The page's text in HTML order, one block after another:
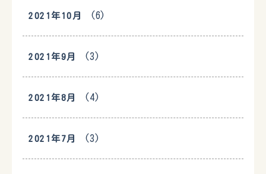
2021年10月 (6)
2021年9月 (3)
2021年8月 (4)
2021年7月 (3)